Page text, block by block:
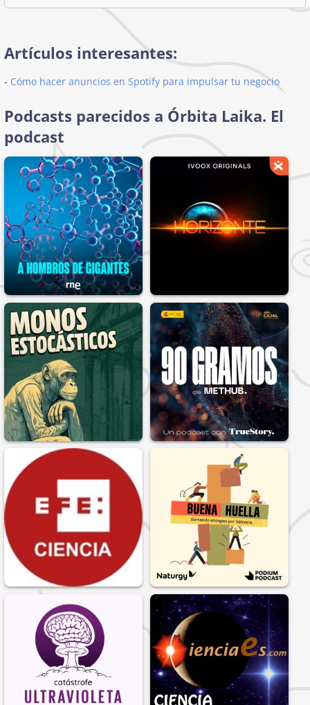
Artículos interesantes:
- Cómo hacer anuncios en Spotify para impulsar tu negocio
Podcasts parecidos a Órbita Laika. El
podcast